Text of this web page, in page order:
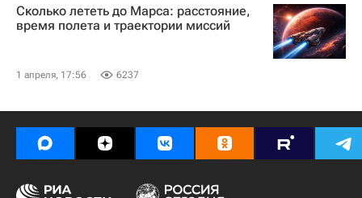
Сколько лететь до Марса: расстояние,
время полета и траектории миссий
1 апреля, 17:56 6237